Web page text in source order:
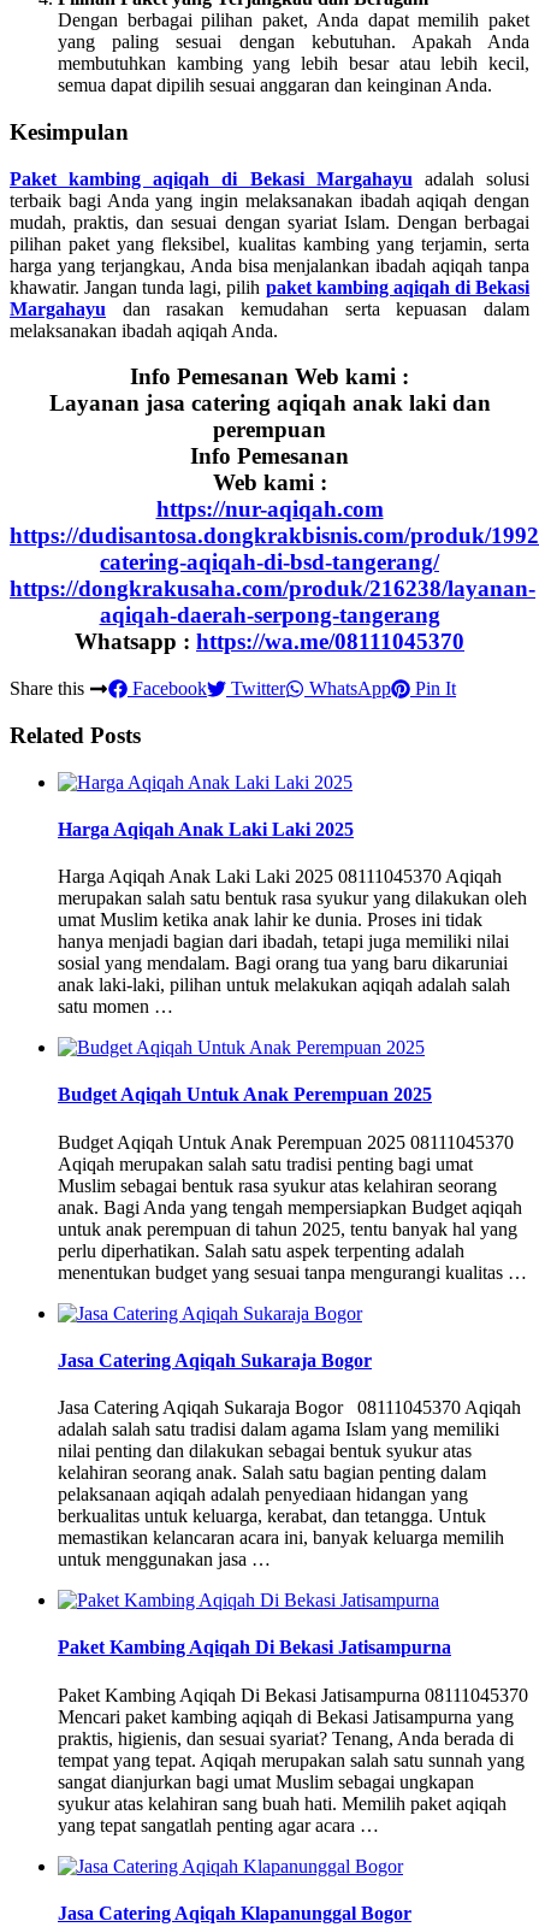
Dengan berbagai pilihan paket, Anda dapat memilih paket
yang paling sesuai dengan kebutuhan. Apakah Anda
membutuhkan kambing yang lebih besar atau lebih kecil,
semua dapat dipilih sesuai anggaran dan keinginan Anda.
Kesimpulan
Paket kambing aqiqah di Bekasi Margahayu adalah solusi
terbaik bagi Anda yang ingin melaksanakan ibadah aqiqah dengan
mudah, praktis, dan sesuai dengan syariat Islam. Dengan berbagai
pilihan paket yang fleksibel, kualitas kambing yang terjamin, serta
harga yang terjangkau, Anda bisa menjalankan ibadah aqiqah tanpa
khawatir. Jangan tunda lagi, pilih paket kambing aqiqah di Bekasi
Margahayu
dan rasakan kemudahan serta kepuasan dalam
melaksanakan ibadah aqiqah Anda.
Info Pemesanan Web kami :
Layanan jasa catering aqiqah anak laki dan
perempuan
Info Pemesanan
Web kami :
https://nur-aqiqah.com
https://dudisantosa.dongkrakbisnis.com/produk/
catering-aqiqah-di-bsd-tangerang/
https://dongkrakusaha.com/produk/216238/layanan-
aqiqah-daerah-serpong-tangerang
Whatsapp : https://wa.me/08111045370
Share this Facebook Twitter WhatsApp Pin It
Related Posts
Harga Aqiqah Anak Laki Laki 2025
Harga Aqiqah Anak Laki Laki 2025 08111045370 Aqiqah
merupakan salah satu bentuk rasa syukur yang dilakukan oleh
umat Muslim ketika anak lahir ke dunia. Proses ini tidak
hanya menjadi bagian dari ibadah, tetapi juga memiliki nilai
sosial yang mendalam. Bagi orang tua yang baru dikaruniai
anak laki-laki, pilihan untuk melakukan aqiqah adalah salah
satu momen …
Budget Aqiqah Untuk Anak Perempuan 2025
Budget Aqiqah Untuk Anak Perempuan 2025 08111045370
Aqiqah merupakan salah satu tradisi penting bagi umat
Muslim sebagai bentuk rasa syukur atas kelahiran seorang
anak. Bagi Anda yang tengah mempersiapkan Budget aqiqah
untuk anak perempuan di tahun 2025, tentu banyak hal yang
perlu diperhatikan. Salah satu aspek terpenting adalah
menentukan budget yang sesuai tanpa mengurangi kualitas …
Jasa Catering Aqiqah Sukaraja Bogor
Jasa Catering Aqiqah Sukaraja Bogor 08111045370 Aqiqah
adalah salah satu tradisi dalam agama Islam yang memiliki
nilai penting dan dilakukan sebagai bentuk syukur atas
kelahiran seorang anak. Salah satu bagian penting dalam
pelaksanaan aqiqah adalah penyediaan hidangan yang
berkualitas untuk keluarga, kerabat, dan tetangga. Untuk
memastikan kelancaran acara ini, banyak keluarga memilih
untuk menggunakan jasa …
Paket Kambing Aqiqah Di Bekasi Jatisampurna
Paket Kambing Aqiqah Di Bekasi Jatisampurna 08111045370
Mencari paket kambing aqiqah di Bekasi Jatisampurna yang
praktis, higienis, dan sesuai syariat? Tenang, Anda berada di
tempat yang tepat. Aqiqah merupakan salah satu sunnah yang
sangat dianjurkan bagi umat Muslim sebagai ungkapan
syukur atas kelahiran sang buah hati. Memilih paket aqiqah
yang tepat sangatlah penting agar acara …
Jasa Catering Aqiqah Klapanunggal Bogor